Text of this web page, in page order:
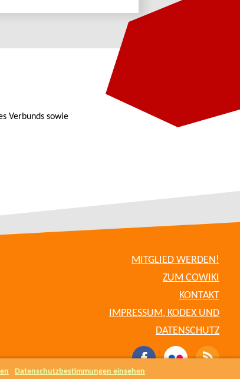
Datenschutzbestimmungen einsehen
Verbunds sowie
MITGLIED WERDEN!
ZUM COWIKI
KONTAKT
IMPRESSUM, KODEX UND
DATENSCHUTZ